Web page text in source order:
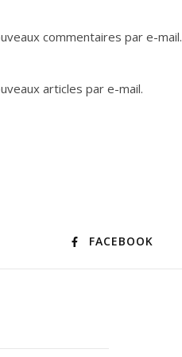
commentaires par e-mail.
articles par e-mail.
FACEBOOK